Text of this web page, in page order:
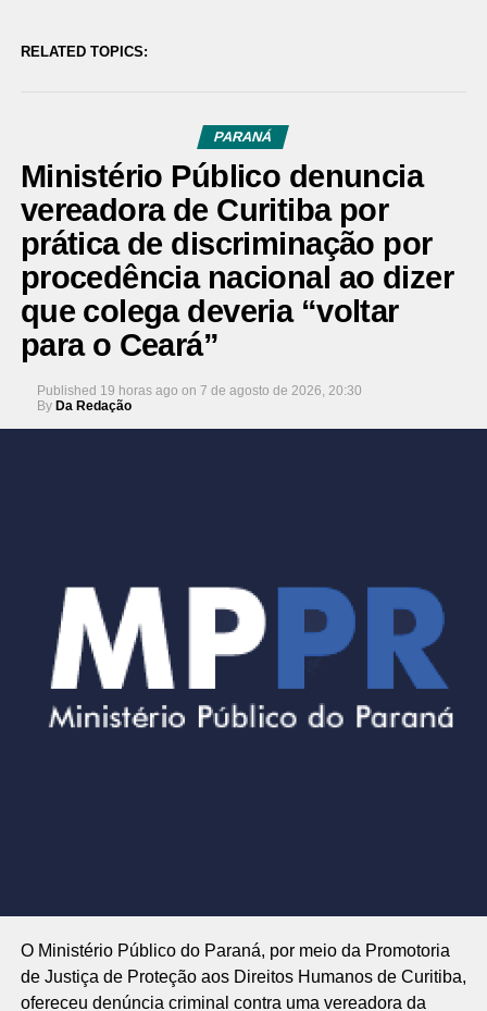
RELATED TOPICS:
PARANÁ
Ministério Público denuncia
vereadora de Curitiba por
prática de discriminação por
procedência nacional ao dizer
que colega deveria “voltar
para o Ceará”
Published 19 horas ago on 7 de agosto de 2026, 20:30
By Da Redação
O Ministério Público do Paraná, por meio da Promotoria
de Justiça de Proteção aos Direitos Humanos de Curitiba,
ofereceu denúncia criminal contra uma vereadora da